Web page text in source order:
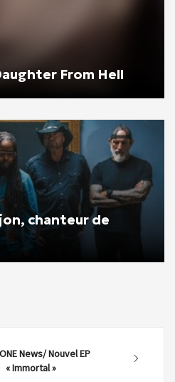
From Hell
chanteur de
News/ Nouvel EP
« Immortal »